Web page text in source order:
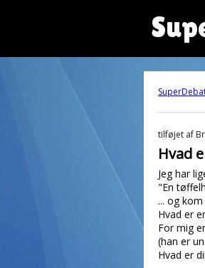
tilføjet af
Hvad
Jeg har
"En
... og
Hvad er
For mig
(han er
Hvad er